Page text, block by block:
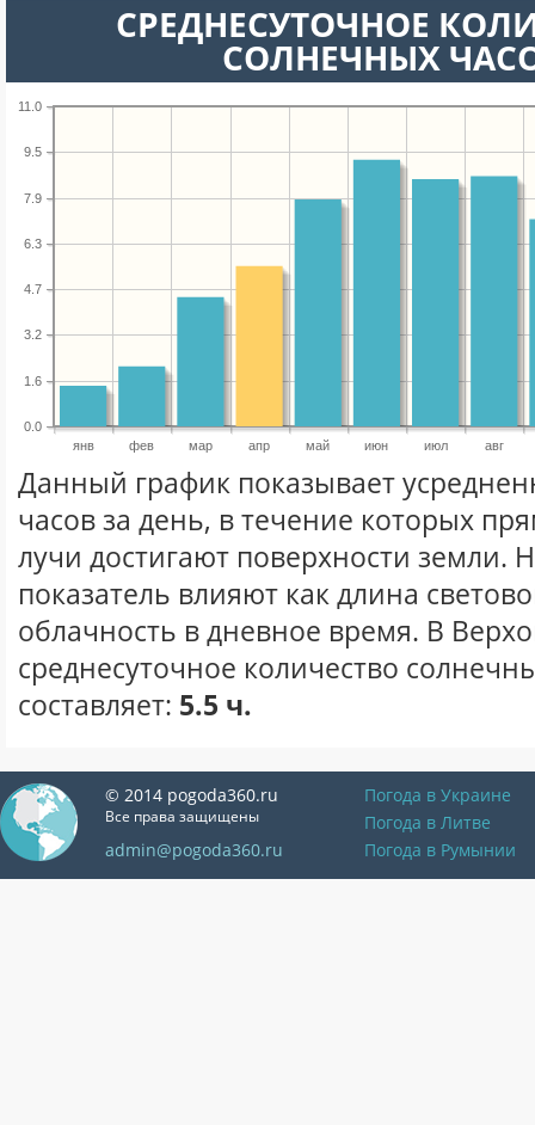
СРЕДНЕСУТОЧНОЕ
СОЛНЕЧНЫХ
янв фев мар апр май июн июл авг
0.0
1.6
3.2
4.7
6.3
7.9
9.5
11.0
Данный график показывает
часов за день, в течение которых
лучи достигают поверхности земли.
показатель влияют как длина
облачность в дневное время. В
среднесуточное количество
составляет: 5.5 ч.
© 2014 pogoda360.ru
Все права защищены
admin@pogoda360.ru
Погода в Украине
Погода в Литве
Погода в Румынии